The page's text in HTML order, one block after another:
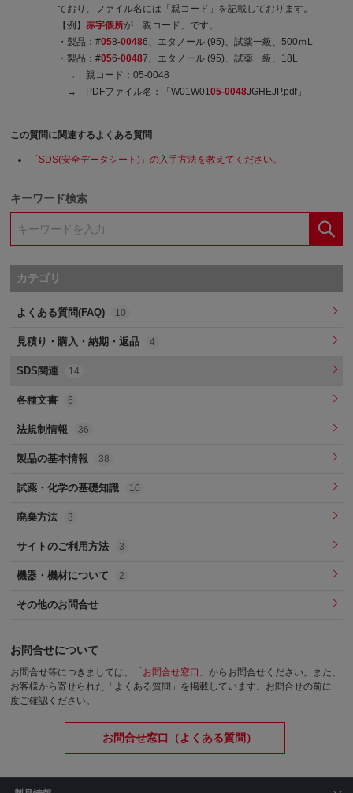
ており、ファイル名には「親コード」を記載しております。
【例】赤字個所が「親コード」です。
・製品：#058-00486、エタノール (95)、試薬一級、500ｍL
・製品：#056-00487、エタノール (95)、試薬一級、18L
→ 親コード：05-0048
→ PDFファイル名：「W01W0105-0048JGHEJP.pdf」
この質問に関連するよくある質問
「SDS(安全データシート)」の入手方法を教えてください。
キーワード検索
カテゴリ
よくある質問(FAQ) 10
見積り・購入・納期・返品 4
SDS関連 14
各種文書 6
法規制情報 36
製品の基本情報 38
試薬・化学の基礎知識 10
廃棄方法 3
サイトのご利用方法 3
機器・機材について 2
その他のお問合せ
お問合せについて
お問合せ等につきましては、「お問合せ窓口 」からお問合せください。
また、
お客様から寄せられた「よくある質問」を掲載しています。お問合せの前に一
度ご確認ください。
お問合せ窓口（よくある質問）